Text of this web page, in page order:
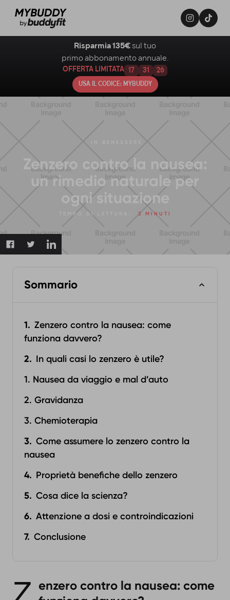
Zenzero contro la nausea:
un rimedio naturale per
ogni situazione
TEMPO DI LETTURA: 3 MINUTI
Sommario
Zenzero contro la nausea: come
funziona davvero?
In quali casi lo zenzero è utile?
1. Nausea da viaggio e mal d’auto
2. Gravidanza
3. Chemioterapia
Come assumere lo zenzero contro la
nausea
Proprietà benefiche dello zenzero
Cosa dice la scienza?
Attenzione a dosi e controindicazioni
Conclusione
enzero contro la nausea: come
Risparmia 135€ sul tuo
primo abbonamento annuale.
OFFERTA LIMITATA 17 31 25
USA IL CODICE: MYBUDDY